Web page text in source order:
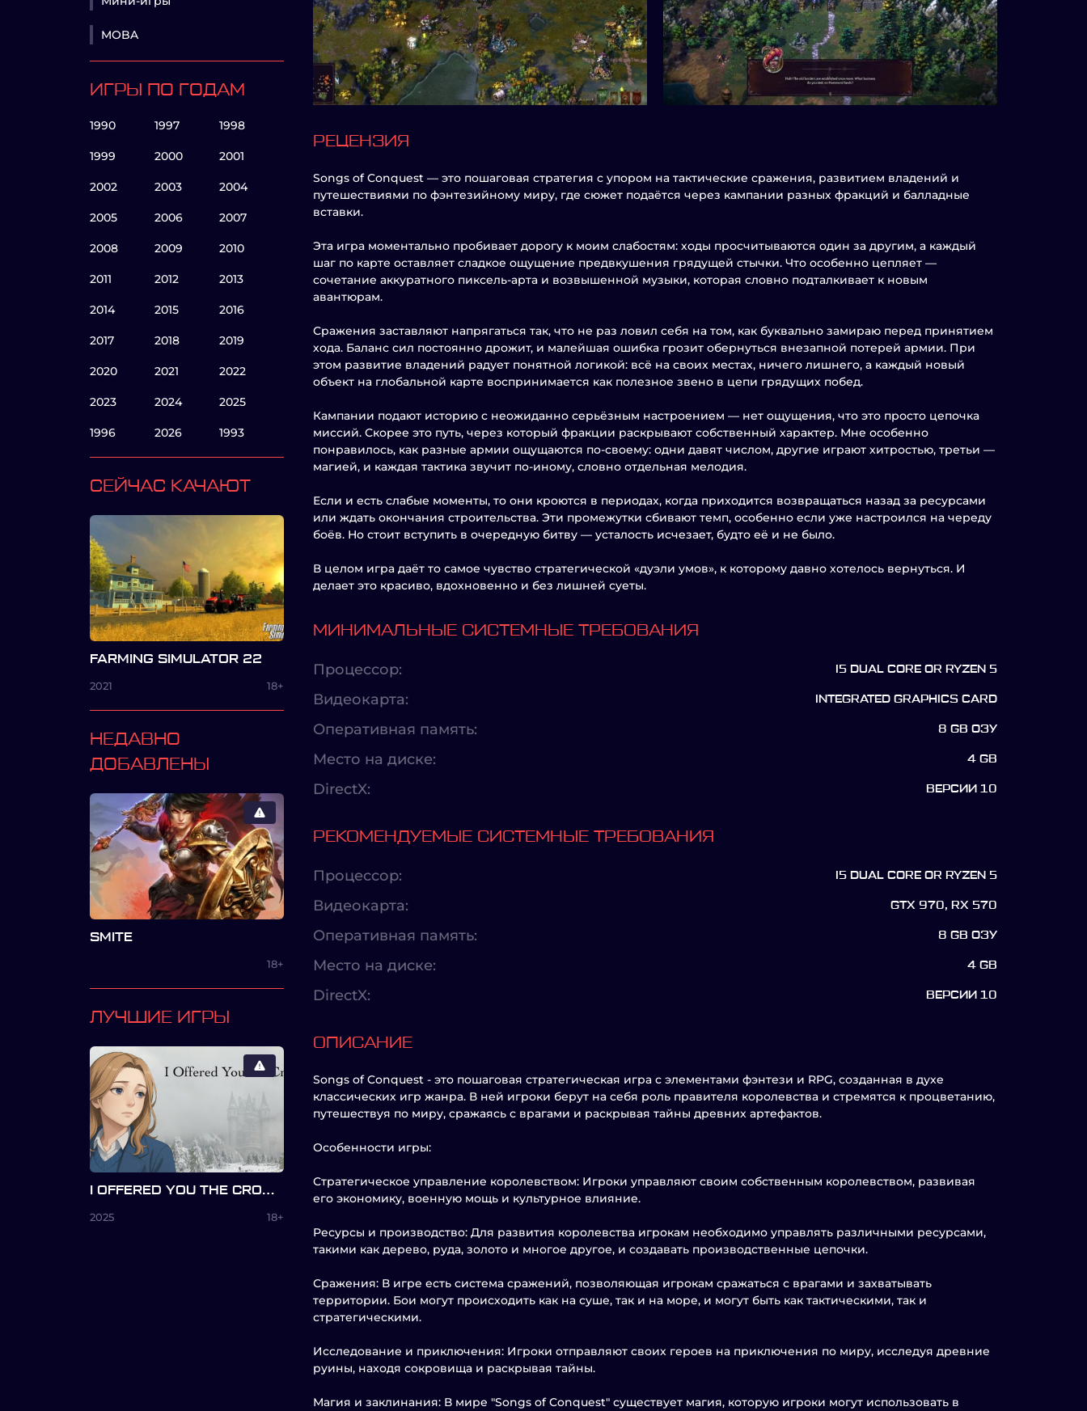
MOBA
ИГРЫ ПО ГОДАМ
1990 1997 1998
1999 2000 2001
2002 2003 2004
2005 2006 2007
2008 2009 2010
2011 2012 2013
2014 2015 2016
2017 2018 2019
2020 2021 2022
2023 2024 2025
1996 2026 1993
СЕЙЧАС КАЧАЮТ
FARMING SIMULATOR 22
2021 18+
НЕДАВНО
ДОБАВЛЕНЫ
SMITE
18+
ЛУЧШИЕ ИГРЫ
I OFFERED YOU THE CROWN
2025 18+
РЕЦЕНЗИЯ
Songs of Conquest — это пошаговая стратегия с упором на тактические сражения, развитием владений и
путешествиями по фэнтезийному миру, где сюжет подаётся через кампании разных фракций и балладные
вставки.
Эта игра моментально пробивает дорогу к моим слабостям: ходы просчитываются один за другим, а каждый
шаг по карте оставляет сладкое ощущение предвкушения грядущей стычки. Что особенно цепляет —
сочетание аккуратного пиксель-арта и возвышенной музыки, которая словно подталкивает к новым
авантюрам.
Сражения заставляют напрягаться так, что не раз ловил себя на том, как буквально замираю перед принятием
хода. Баланс сил постоянно дрожит, и малейшая ошибка грозит обернуться внезапной потерей армии. При
этом развитие владений радует понятной логикой: всё на своих местах, ничего лишнего, а каждый новый
объект на глобальной карте воспринимается как полезное звено в цепи грядущих побед.
Кампании подают историю с неожиданно серьёзным настроением — нет ощущения, что это просто цепочка
миссий. Скорее это путь, через который фракции раскрывают собственный характер. Мне особенно
понравилось, как разные армии ощущаются по-своему: одни давят числом, другие играют хитростью, третьи —
магией, и каждая тактика звучит по-иному, словно отдельная мелодия.
Если и есть слабые моменты, то они кроются в периодах, когда приходится возвращаться назад за ресурсами
или ждать окончания строительства. Эти промежутки сбивают темп, особенно если уже настроился на череду
боёв. Но стоит вступить в очередную битву — усталость исчезает, будто её и не было.
В целом игра даёт то самое чувство стратегической «дуэли умов», к которому давно хотелось вернуться. И
делает это красиво, вдохновенно и без лишней суеты.
МИНИМАЛЬНЫЕ СИСТЕМНЫЕ ТРЕБОВАНИЯ
Процессор: I5 DUAL CORE OR RYZEN 5
Видеокарта: INTEGRATED GRAPHICS CARD
Оперативная память: 8 GB ОЗУ
Место на диске: 4 GB
DirectX: ВЕРСИИ 10
РЕКОМЕНДУЕМЫЕ СИСТЕМНЫЕ ТРЕБОВАНИЯ
Процессор: I5 DUAL CORE OR RYZEN 5
Видеокарта: GTX 970, RX 570
Оперативная память: 8 GB ОЗУ
Место на диске: 4 GB
DirectX: ВЕРСИИ 10
ОПИСАНИЕ
Songs of Conquest - это пошаговая стратегическая игра с элементами фэнтези и RPG, созданная в духе
классических игр жанра. В ней игроки берут на себя роль правителя королевства и стремятся к процветанию,
путешествуя по миру, сражаясь с врагами и раскрывая тайны древних артефактов.
Особенности игры:
Стратегическое управление королевством: Игроки управляют своим собственным королевством, развивая
его экономику, военную мощь и культурное влияние.
Ресурсы и производство: Для развития королевства игрокам необходимо управлять различными ресурсами,
такими как дерево, руда, золото и многое другое, и создавать производственные цепочки.
Сражения: В игре есть система сражений, позволяющая игрокам сражаться с врагами и захватывать
территории. Бои могут происходить как на суше, так и на море, и могут быть как тактическими, так и
стратегическими.
Исследование и приключения: Игроки отправляют своих героев на приключения по миру, исследуя древние
руины, находя сокровища и раскрывая тайны.
Магия и заклинания: В мире "Songs of Conquest" существует магия, которую игроки могут использовать в